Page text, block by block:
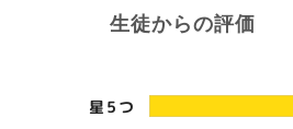
生徒からの評価
星5つ